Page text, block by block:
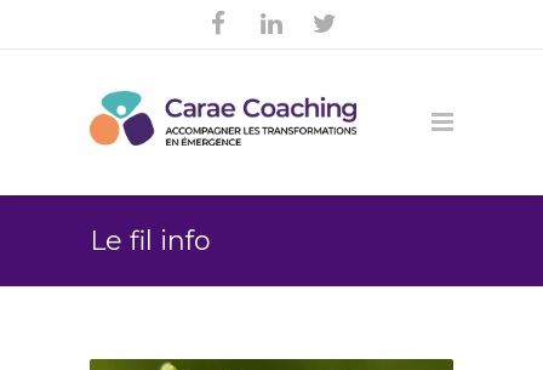
Le fil info